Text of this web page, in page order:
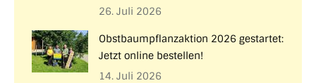
26. Juli 2026
Obstbaumpflanzaktion 2026 gestartet:
Jetzt online bestellen!
14. Juli 2026